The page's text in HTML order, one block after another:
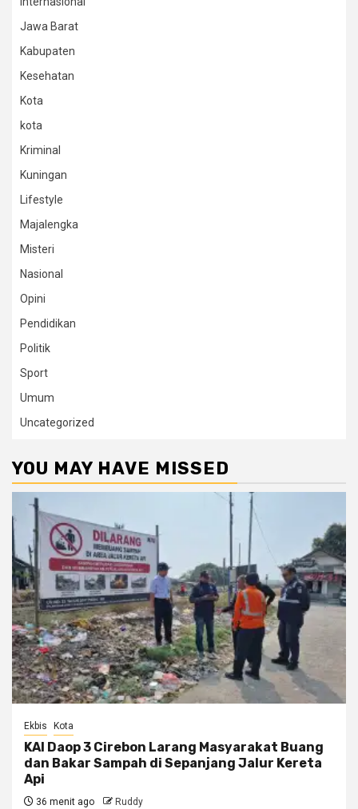
Jawa Barat
Kabupaten
Kesehatan
Kota
kota
Kriminal
Kuningan
Lifestyle
Majalengka
Misteri
Nasional
Opini
Pendidikan
Politik
Sport
Umum
Uncategorized
YOU MAY HAVE MISSED
Ekbis Kota
KAI Daop 3 Cirebon Larang Masyarakat Buang
dan Bakar Sampah di Sepanjang Jalur Kereta
Api
36 menit ago Ruddy